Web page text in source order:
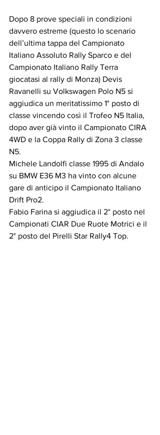
Dopo 8 prove speciali in condizioni
davvero estreme (questo lo scenario
dell’ultima tappa del Campionato
Italiano Assoluto Rally Sparco e del
Campionato Italiano Rally Terra
giocatasi al rally di Monza) Devis
Ravanelli su Volkswagen Polo N5 si
aggiudica un meritatissimo 1° posto di
classe vincendo così il Trofeo N5 Italia,
dopo aver già vinto il Campionato CIRA
4WD e la Coppa Rally di Zona 3 classe
N5.
Michele Landolfi classe 1995 di Andalo
su BMW E36 M3 ha vinto con alcune
gare di anticipo il Campionato Italiano
Drift Pro2.
Fabio Farina si aggiudica il 2° posto nel
Campionati CIAR Due Ruote Motrici e il
2° posto del Pirelli Star Rally4 Top.